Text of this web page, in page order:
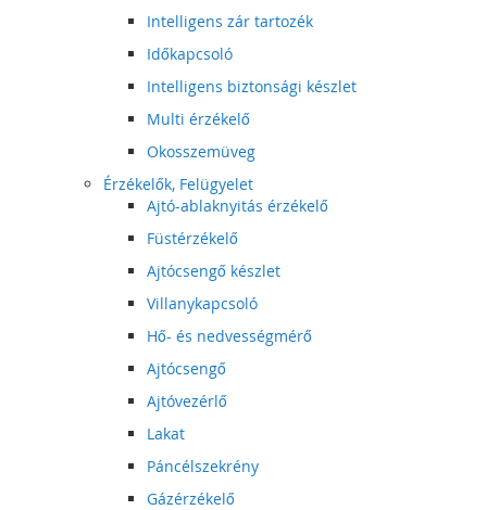
Intelligens zár tartozék
Időkapcsoló
Intelligens biztonsági készlet
Multi érzékelő
Okosszemüveg
Érzékelők, Felügyelet
Ajtó-ablaknyitás érzékelő
Füstérzékelő
Ajtócsengő készlet
Villanykapcsoló
Hő- és nedvességmérő
Ajtócsengő
Ajtóvezérlő
Lakat
Páncélszekrény
Gázérzékelő